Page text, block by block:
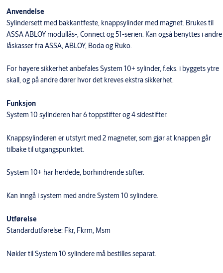
Anvendelse
Sylindersett med bakkantfeste, knappsylinder med magnet. Brukes til
ASSA ABLOY modullås-, Connect og 51-serien. Kan også benyttes i andre
låskasser fra ASSA, ABLOY, Boda og Ruko.
For høyere sikkerhet anbefales System 10+ sylinder, f.eks. i byggets ytre
skall, og på andre dører hvor det kreves ekstra sikkerhet.
Funksjon
System 10 sylinderen har 6 toppstifter og 4 sidestifter.
Knappsylinderen er utstyrt med 2 magneter, som gjør at knappen går
tilbake til utgangspunktet.
System 10+ har herdede, borhindrende stifter.
Kan inngå i system med andre System 10 sylindere.
Utførelse
Standardutførelse: Fkr, Fkrm, Msm
Nøkler til System 10 sylindere må bestilles separat.